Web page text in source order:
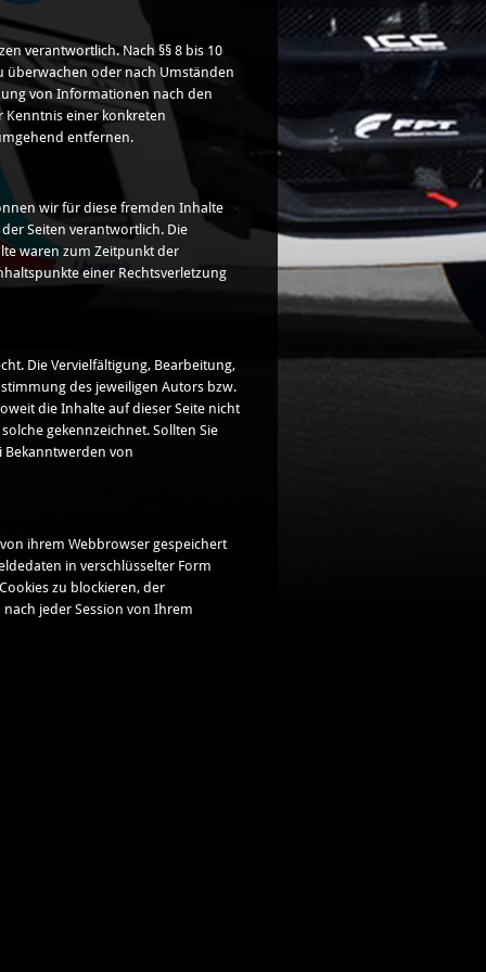
verantwortlich. Nach §§ 8 bis 10
überwachen oder nach Umständen
von Informationen nach den
Kenntnis einer konkreten
entfernen.
wir für diese fremden Inhalte
Seiten verantwortlich. Die
waren zum Zeitpunkt der
einer Rechtsverletzung
Die Vervielfältigung, Bearbeitung,
des jeweiligen Autors bzw.
die Inhalte auf dieser Seite nicht
gekennzeichnet. Sollten Sie
von
ihrem Webbrowser gespeichert
in verschlüsselter Form
zu blockieren, der
jeder Session von Ihrem